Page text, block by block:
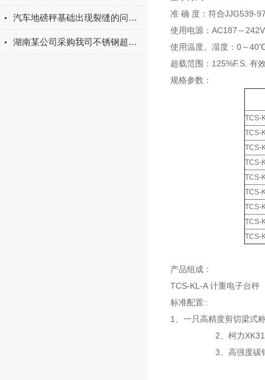
汽车地磅秤基础出现裂缝的问题如何预防？
湖南某公司采购我司不锈钢超低电子地磅
准 确 度：符合JJG539-
使用电源：AC187～
使用温度、湿度：0～
超载范围：125%F.S. 有
规格参数：
TCS-
TCS-
TCS-
TCS-
TCS-
TCS-
TCS-
TCS-
TCS-
产品组成：
TCS-KL-A 计重电子台秤
标准配置::
1、一只高精度剪切梁式
2、柯力XK3190系
3、高强度碳钢